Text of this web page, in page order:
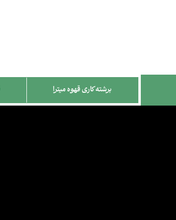
برشته کاری قهوه میترا